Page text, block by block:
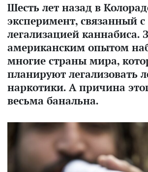
Шесть лет назад в
эксперимент, связанный с
легализацией каннабиса.
американским опытом
многие страны мира,
планируют легализовать
наркотики. А причина
весьма банальна.